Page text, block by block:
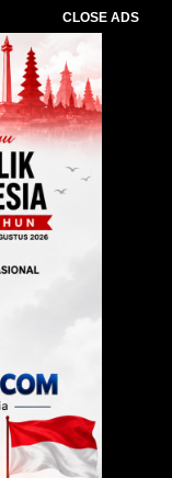
CLOSE ADS